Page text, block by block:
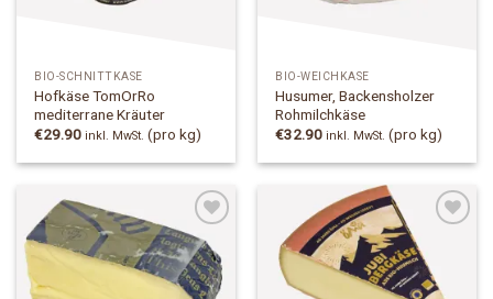
BIO-SCHNITTKÄSE
Hofkäse TomOrRo
mediterrane Kräuter
€29.90 inkl. MwSt. (pro kg)
BIO-WEICHKÄSE
Husumer, Backensholzer
Rohmilchkäse
€32.90 inkl. MwSt. (pro kg)
Add to
Wishlist
Add to
Wishlist